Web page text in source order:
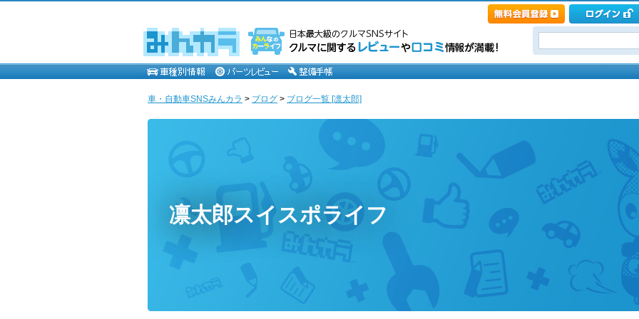
車・自動車SNSみんカラ > ブログ > ブログ一覧 [凛太郎]
凛太郎スイスポライフ